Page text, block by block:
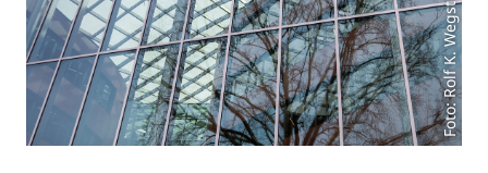
Foto: Rolf K. Wegst